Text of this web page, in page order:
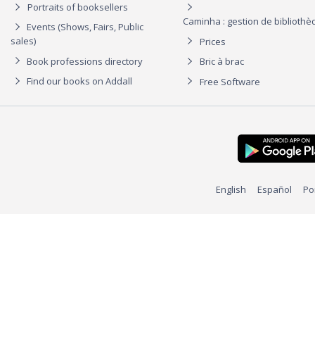
Portraits of booksellers
Events (Shows, Fairs, Public
sales)
Book professions directory
Find our books on Addall
Caminha : gestion de
Prices
Bric à brac
Free Software
English Español